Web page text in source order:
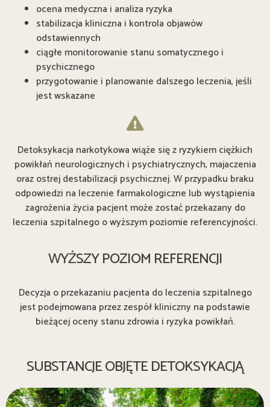
ocena medyczna i analiza ryzyka
stabilizacja kliniczna i kontrola objawów
odstawiennych
ciągłe monitorowanie stanu somatycznego i
psychicznego
przygotowanie i planowanie dalszego leczenia, jeśli
jest wskazane
Detoksykacja narkotykowa wiąże się z ryzykiem ciężkich
powikłań neurologicznych i psychiatrycznych, majaczenia
oraz ostrej destabilizacji psychicznej. W przypadku braku
odpowiedzi na leczenie farmakologiczne lub wystąpienia
zagrożenia życia pacjent może zostać przekazany do
leczenia szpitalnego o wyższym poziomie referencyjności.
WYŻSZY POZIOM REFERENCJI
Decyzja o przekazaniu pacjenta do leczenia szpitalnego
jest podejmowana przez zespół kliniczny na podstawie
bieżącej oceny stanu zdrowia i ryzyka powikłań.
SUBSTANCJE OBJĘTE DETOKSYKACJĄ